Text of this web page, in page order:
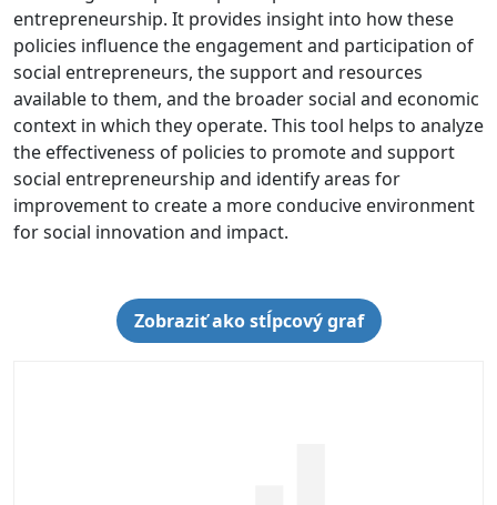
entrepreneurship. It provides insight into how these
policies influence the engagement and participation of
social entrepreneurs, the support and resources
available to them, and the broader social and economic
context in which they operate. This tool helps to analyze
the effectiveness of policies to promote and support
social entrepreneurship and identify areas for
improvement to create a more conducive environment
for social innovation and impact.
Zobraziť ako stĺpcový graf